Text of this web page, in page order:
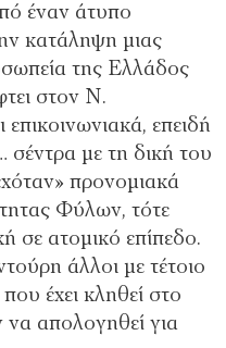
έναν άτυπο
κατάληψη μιας
της Ελλάδος
στον Ν.
επειδή
σέντρα με τη δική του
προνομιακά
Φύλων, τότε
σε ατομικό επίπεδο.
άλλοι με τέτοιο
έχει κληθεί στο
απολογηθεί για